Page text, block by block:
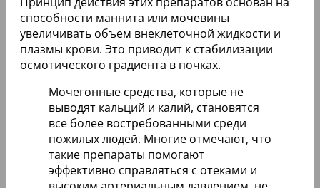
способности маннита или мочевины
увеличивать объем внеклеточной жидкости и
плазмы крови. Это приводит к стабилизации
осмотического градиента в почках.
Мочегонные средства, которые не
выводят кальций и калий, становятся
все более востребованными среди
пожилых людей. Многие отмечают, что
такие препараты помогают
эффективно справляться с отеками и